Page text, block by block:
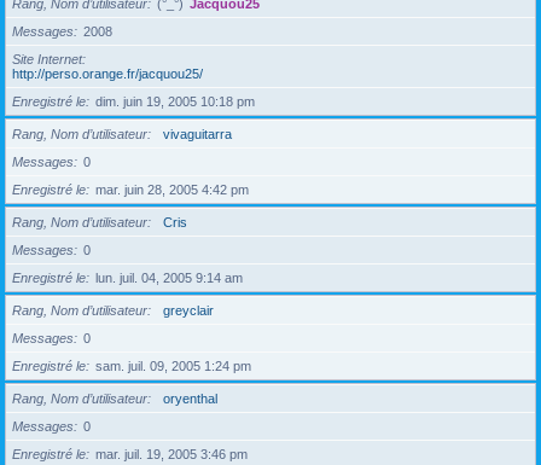
Rang, Nom d’utilisateur (°_°) Jacquou25
Messages
2008
Site Internet
http://perso.orange.fr/jacquou25/
Enregistré le
dim. juin 19, 2005 10:18 pm
Rang, Nom d’utilisateur
vivaguitarra
Messages
0
Enregistré le
mar. juin 28, 2005 4:42 pm
Rang, Nom d’utilisateur
Cris
Messages
0
Enregistré le
lun. juil. 04, 2005 9:14 am
Rang, Nom d’utilisateur
greyclair
Messages
0
Enregistré le
sam. juil. 09, 2005 1:24 pm
Rang, Nom d’utilisateur
oryenthal
Messages
0
Enregistré le
mar. juil. 19, 2005 3:46 pm